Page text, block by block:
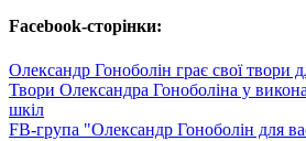
Facebook-сторінки:
Олександр Гоноболін грає свої
Твори Олександра Гоноболіна у
шкіл
FB-група "Олександр Гоноболін для